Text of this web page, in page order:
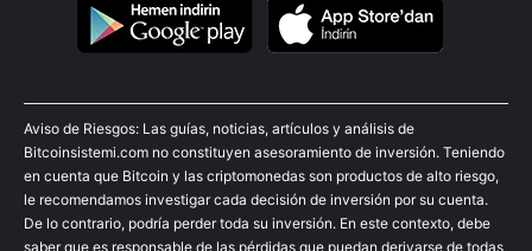
Aviso de Riesgos: Las guías, noticias, artículos y análisis de
Bitcoinsistemi.com no constituyen asesoramiento de inversión. Teniendo
en cuenta que Bitcoin y las criptomonedas son productos de alto riesgo,
le recomendamos investigar cada decisión de inversión por su cuenta.
De lo contrario, podría perder toda su inversión. En este contexto, debe
saber que es responsable de las pérdidas que puedan derivarse de todas